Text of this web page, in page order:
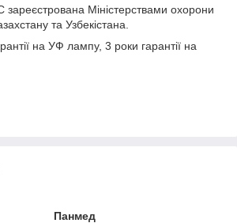
Міністерствами охорони
та Узбекістана.
на УФ лампу, 3 роки гарантії на
Панмед